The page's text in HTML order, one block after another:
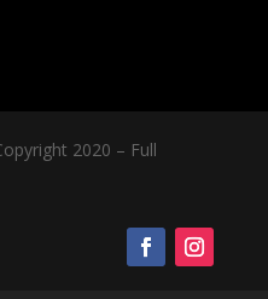
2020 – Full